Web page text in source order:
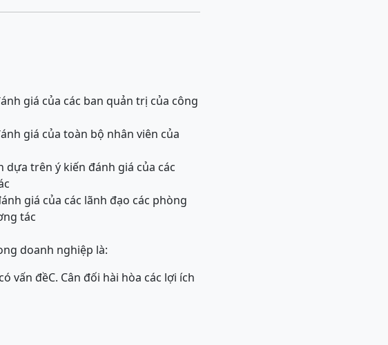
giá của các ban quản trị của công
giá của toàn bộ nhân viên của
trên ý kiến đánh giá của các
giá của các lãnh đạo các phòng
tác
doanh nghiệp là:
vấn đềC. Cân đối hài hòa các lợi ích